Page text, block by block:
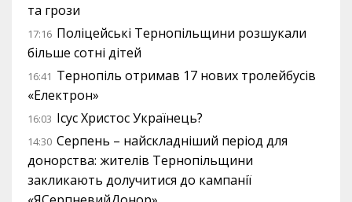
та грози
17:16 Поліцейські Тернопільщини розшукали
більше сотні дітей
16:41 Тернопіль отримав 17 нових тролейбусів
«Електрон»
16:03 Ісус Христос Українець?
14:30 Серпень – найскладніший період для
донорства: жителів Тернопільщини
закликають долучитися до кампанії